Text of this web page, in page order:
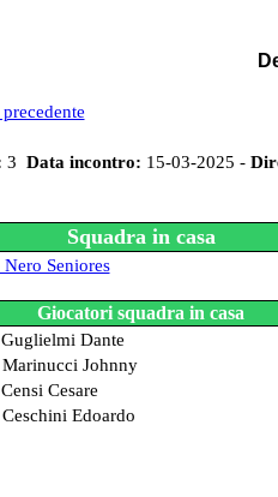
3 Data incontro: 15-03-2025 -
Squadra in casa
Seniores
Giocatori squadra in casa
Dante
Johnny
Cesare
Edoardo